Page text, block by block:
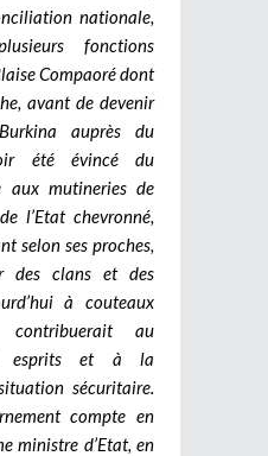
nationale,
fonctions
Compaoré dont
avant de devenir
auprès du
été évincé du
aux mutineries de
l’Etat chevronné,
selon ses proches,
des clans et des
à couteaux
au
esprits et à la
sécuritaire.
compte en
ministre d’Etat, en